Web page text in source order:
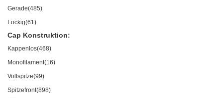
Gerade(485)
Lockig(61)
Cap Konstruktion:
Kappenlos(468)
Monofilament(16)
Vollspitze(99)
Spitzefront(898)